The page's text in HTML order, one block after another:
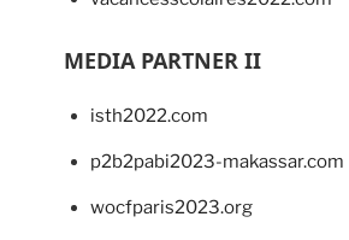
MEDIA PARTNER II
isth2022.com
p2b2pabi2023-makassar.com
wocfparis2023.org